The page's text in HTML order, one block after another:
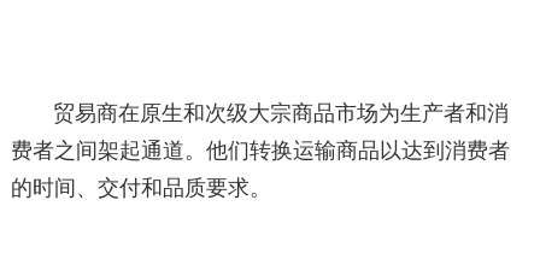
贸易商在原生和次级大宗商品市场为生产者和消
费者之间架起通道。他们转换运输商品以达到消费者
的时间、交付和品质要求。